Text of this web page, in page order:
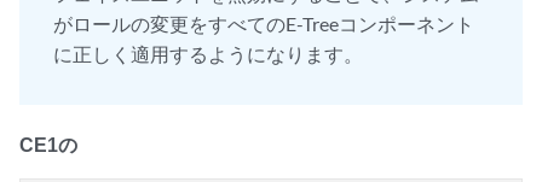
がロールの変更をすべてのE-Treeコンポーネント
に正しく適用するようになります。
CE1の